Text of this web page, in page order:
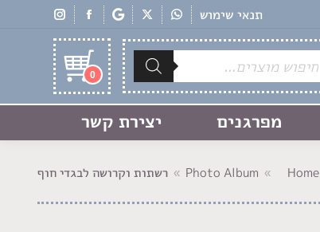
תנאי שימוש
Products
search
0
מפרגנים יצירת קשר
You are here:
Home
Photo Album רשתות וקרושה לבגדי חוף